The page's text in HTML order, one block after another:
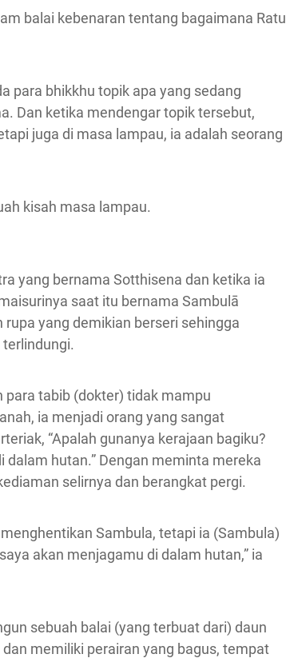
balai kebenaran tentang bagaimana Ratu
para bhikkhu topik apa yang sedang
Dan ketika mendengar topik tersebut,
juga di masa lampau, ia adalah seorang
kisah masa lampau.
yang bernama Sotthisena dan ketika ia
saat itu bernama Sambulā
yang demikian berseri sehingga
tabib (dokter) tidak mampu
ia menjadi orang yang sangat
“Apalah gunanya kerajaan bagiku?
hutan.” Dengan meminta mereka
selirnya dan berangkat pergi.
Sambula, tetapi ia (Sambula)
akan menjagamu di dalam hutan,” ia
sebuah balai (yang terbuat dari) daun
memiliki perairan yang bagus, tempat